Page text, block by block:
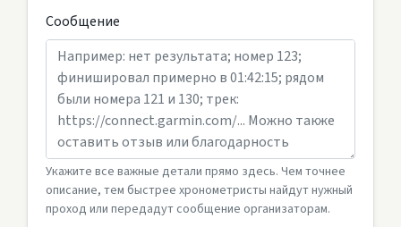
Сообщение
Укажите все важные детали прямо здесь. Чем точнее
описание, тем быстрее хронометристы найдут нужный
проход или передадут сообщение организаторам.